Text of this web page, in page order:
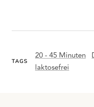
TAGS
20 - 45 Minuten
laktosefrei